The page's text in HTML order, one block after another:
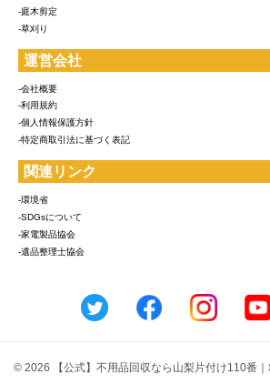
-庭木剪定
-草刈り
運営会社
-会社概要
-利用規約
-個人情報保護方針
-特定商取引法に基づく表記
関連リンク
-環境省
-SDGsについて
-家電製品協会
-遺品整理士協会
© 2026 【公式】不用品回収なら山梨片付け110番